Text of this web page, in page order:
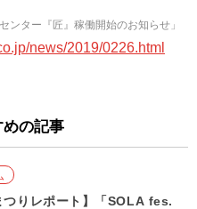
ンター『匠』稼働開始のお知らせ」
news/2019/0226.html
の記事
つりレポート】「SOLA fes.